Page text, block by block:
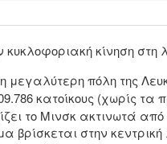
κυκλοφοριακή κίνηση
μεγαλύτερη πόλη της
κατοίκους (χωρίς
το Μινσκ ακτινωτά
στην